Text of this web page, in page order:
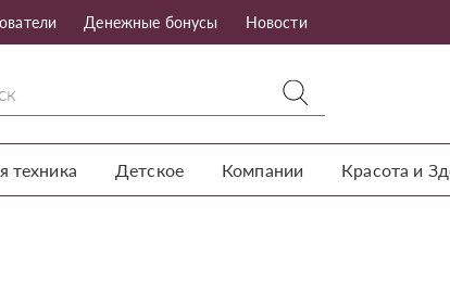
Денежные бонусы Новости
техника Детское Компании Красота и